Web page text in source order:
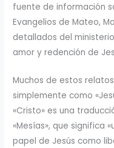
fuente de información
Evangelios de Mateo,
detallados del
amor y redención de
Muchos de estos
simplemente como
«Cristo» es una
«Mesías», que significa
papel de Jesús como